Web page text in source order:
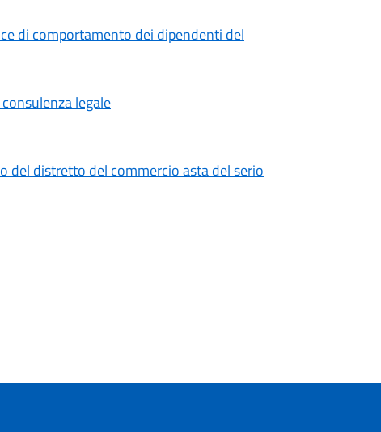
di comportamento dei dipendenti del
legale
del distretto del commercio asta del serio